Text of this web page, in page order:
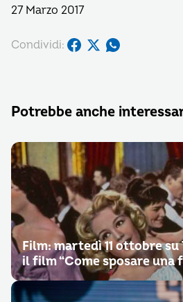
27 Marzo 2017
Condividi:
Potrebbe anche
Film: martedì 11 ottobre su
il film “Come sposare una